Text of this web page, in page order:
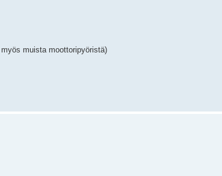
muista moottoripyöristä)